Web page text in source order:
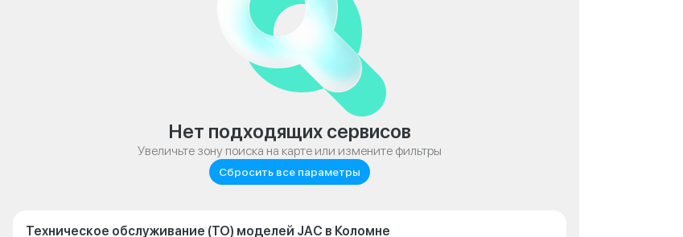
Нет подходящих сервисов
Увеличьте зону поиска на карте или измените фильтры
Сбросить все параметры
Техническое обслуживание (ТО) моделей JAC в Коломне